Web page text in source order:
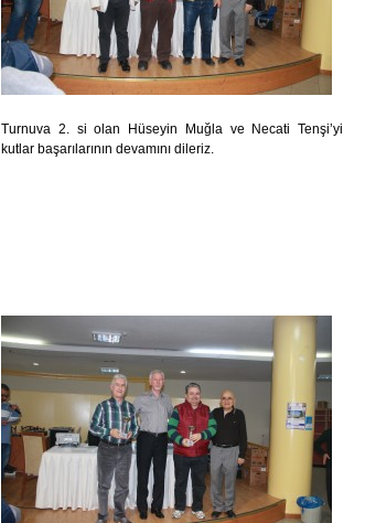
Turnuva 2. si olan Hüseyin Muğla ve Necati Tenşi’yi
kutlar başarılarının devamını dileriz.